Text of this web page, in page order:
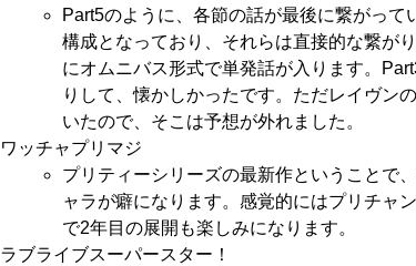
Part5のように、各節の話が最後に繋がっ
構成となっており、それらは直接的な繋が
にオムニバス形式で単発話が入ります。
りして、懐かしかったです。ただレイヴン
いたので、そこは予想が外れました。
ワッチャプリマジ
プリティーシリーズの最新作ということで
ャラが癖になります。感覚的にはプリチャ
で2年目の展開も楽しみになります。
ラブライブスーパースター！